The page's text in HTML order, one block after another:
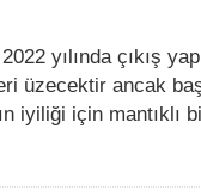
yılında çıkış
üzecektir ancak
iyiliği için mantıklı